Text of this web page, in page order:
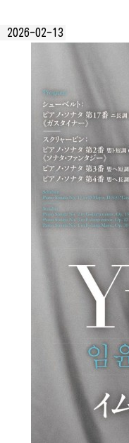
2026-02-13